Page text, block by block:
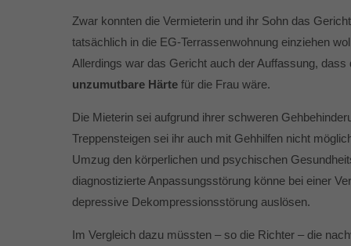
Zwar konnten die Vermieterin und ihr Sohn das
tatsächlich in die EG-Terrassenwohnung einziehen
Allerdings war das Gericht auch der Auffassung,
unzumutbare Härte für die Frau wäre.
Die Mieterin sei aufgrund ihrer schweren
Treppensteigen sei ihr auch mit Gehhilfen nicht
Umzug den körperlichen und psychischen
diagnostizierte Anpassungsstörung könne bei einer
depressive Dekompressionsstörung auslösen.
Im Vergleich dazu müssten – so die Richter – die